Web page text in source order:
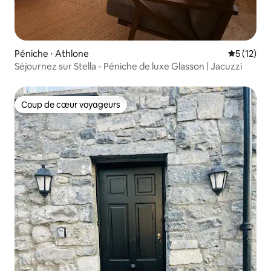
Péniche ⋅ Athlone
5 (12)
Séjournez sur Stella - Péniche de luxe Glasson | Jacuzzi
Coup de cœur voyageurs
Coup de cœur voyageurs